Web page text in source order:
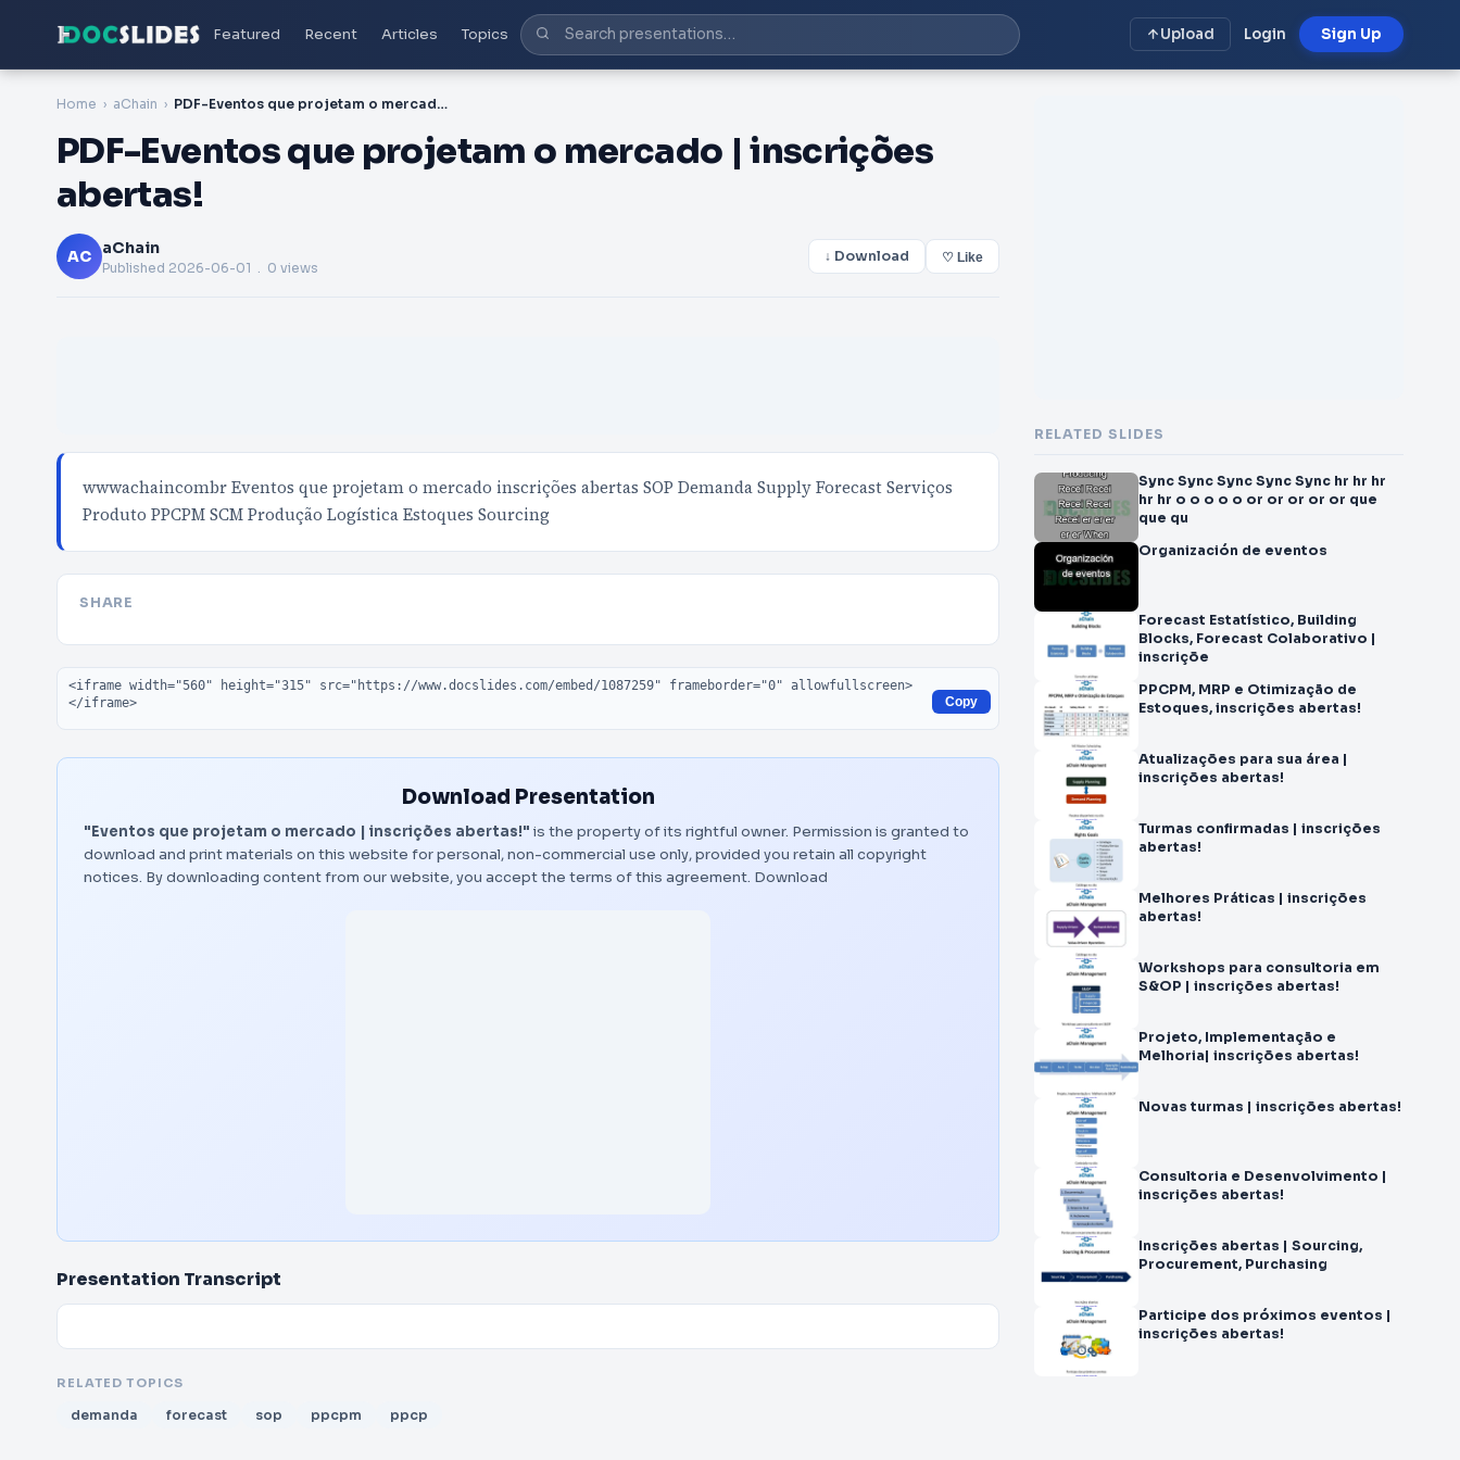
Featured Recent Articles Topics Upload Login Sign Up
Home aChain PDF-Eventos que projetam o mercado | inscrições abertas!
PDF-Eventos que projetam o mercado | inscrições
abertas!
AC aChain
Published 2026-06-01 . 0 views
↓ Download ♡ Like
wwwachaincombr Eventos que projetam o mercado inscrições abertas SOP Demanda Supply Forecast Serviços
Produto PPCPM SCM Produção Logística Estoques Sourcing
SHARE
Embed code
Copy
Download Presentation
"Eventos que projetam o mercado | inscrições abertas!" is the property of its rightful owner. Permission is granted to
download and print materials on this website for personal, non-commercial use only, provided you retain all copyright
notices. By downloading content from our website, you accept the terms of this agreement. Download
Presentation Transcript
RELATED TOPICS
demanda forecast sop ppcpm ppcp
RELATED SLIDES
Sync Sync Sync Sync Sync hr hr hr
hr hr o o o o o or or or or or que
que qu
Organización de eventos
Forecast Estatístico, Building
Blocks, Forecast Colaborativo |
inscriçõe
PPCPM, MRP e Otimização de
Estoques, inscrições abertas!
Atualizações para sua área |
inscrições abertas!
Turmas confirmadas | inscrições
abertas!
Melhores Práticas | inscrições
abertas!
Workshops para consultoria em
S&OP | inscrições abertas!
Projeto, Implementação e
Melhoria| inscrições abertas!
Novas turmas | inscrições abertas!
Consultoria e Desenvolvimento |
inscrições abertas!
Inscrições abertas | Sourcing,
Procurement, Purchasing
Participe dos próximos eventos |
inscrições abertas!